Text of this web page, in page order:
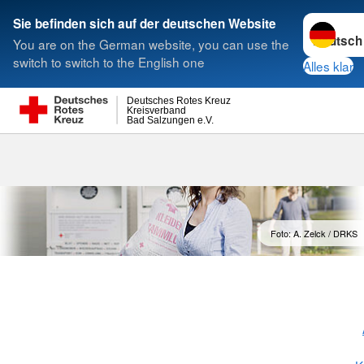
Sie befinden sich auf der deutschen Website
You are on the German website, you can use the
switch to switch to the English one
Sprache
Alles klar
Bad Salzungen e.V.
Kreisverband
Deutsches Rotes Kreuz
Suche
Foto: A. Zelck / DRKS